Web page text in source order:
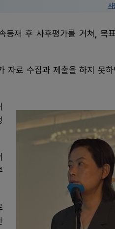
사
재 후 사후평가를 거쳐, 목
자료 수집과 제출을 하지 못